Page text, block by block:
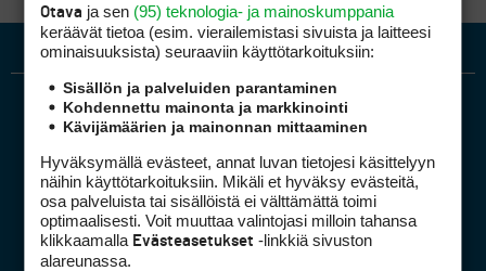
Golfpiste mediakortti
Otava ja sen (95) teknologia- ja mainoskumppania
keräävät tietoa (esim. vierailemis­tasi sivuista ja laitteesi
ominaisuuk­sista) seuraaviin käyttötarkoituksiin:
Sisällön ja palveluiden parantaminen
Kohdennettu mainonta ja markkinointi
Kävijämäärien ja mainonnan mittaaminen
Hyväksymällä evästeet, annat luvan tietojesi käsittelyyn
näihin käyttötarkoituksiin. Mikäli et hyväksy evästeitä,
osa palveluista tai sisällöistä ei välttämättä toimi
optimaalisesti. Voit muuttaa valintojasi milloin tahansa
klikkaamalla Evästeasetukset -linkkiä sivuston
alareunassa.